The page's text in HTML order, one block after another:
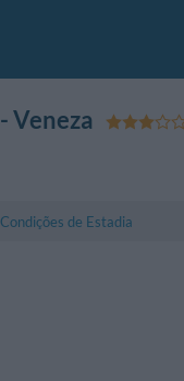
- Veneza
Condições de Estadia